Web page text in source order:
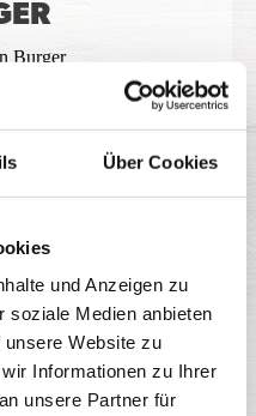
Über Cookies
und Anzeigen zu
soziale Medien anbieten
Website zu
Informationen zu Ihrer
unsere Partner für
Tomaten, Lollo Bionda
doppelt
CHICKEN